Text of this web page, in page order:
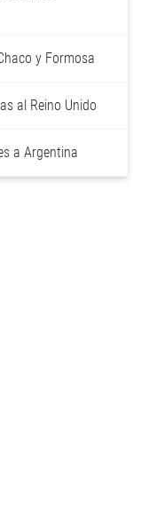
y Formosa
al Reino Unido
a Argentina